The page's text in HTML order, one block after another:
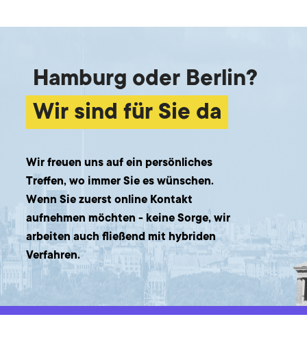
Hamburg oder Berlin?
Wir sind für Sie da
Wir freuen uns auf ein persönliches
Treffen, wo immer Sie es wünschen.
Wenn Sie zuerst online Kontakt
aufnehmen möchten - keine Sorge, wir
arbeiten auch fließend mit hybriden
Verfahren.